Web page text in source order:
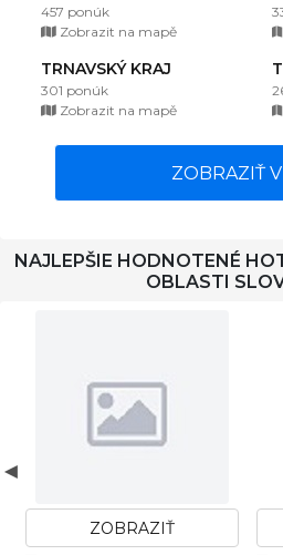
457 ponúk
Zobrazit na mapě
TRNAVSKÝ KRAJ
301 ponúk
Zobrazit na mapě
ZOBRAZIŤ
NAJLEPŠIE HODNOTENÉ
OBLASTI
ZOBRAZIŤ